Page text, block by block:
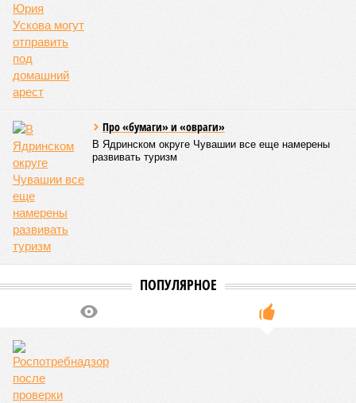
Про «бумаги» и «овраги»
В Ядринском округе Чувашии все еще намерены
развивать туризм
ПОПУЛЯРНОЕ